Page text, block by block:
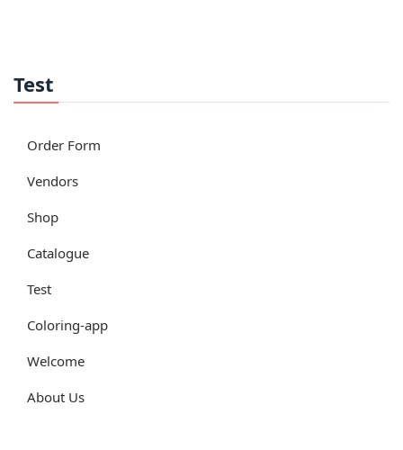
Test
Order Form
Vendors
Shop
Catalogue
Test
Coloring-app
Welcome
About Us